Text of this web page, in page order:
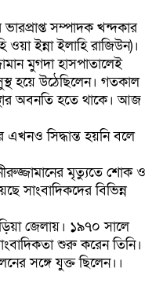
সম্পাদক খন্দকার
ওয়া ইন্না ইলাহি রাজিউন)।
মুগদা হাসপাতালেই
হয়ে উঠেছিলেন। গতকাল
অবনতি হতে থাকে। আজ
এখনও সিদ্ধান্ত হয়নি বলে
মৃত্যুতে শোক ও
সাংবাদিকদের বিভিন্ন
জেলায়। ১৯৭০ সালে
শুরু করেন তিনি।
সঙ্গে যুক্ত ছিলেন।।